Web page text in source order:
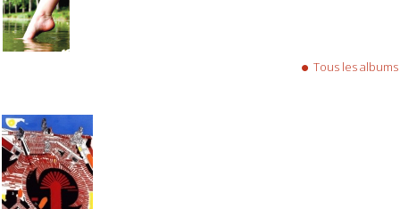
Tous les albums